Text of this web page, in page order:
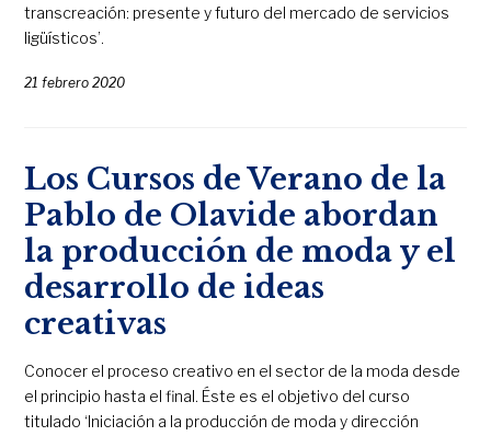
transcreación: presente y futuro del mercado de servicios
ligüísticos’.
21 febrero 2020
Los Cursos de Verano de la
Pablo de Olavide abordan
la producción de moda y el
desarrollo de ideas
creativas
Conocer el proceso creativo en el sector de la moda desde
el principio hasta el final. Éste es el objetivo del curso
titulado ‘Iniciación a la producción de moda y dirección